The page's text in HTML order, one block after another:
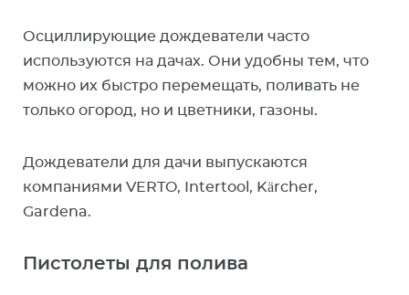
Осциллирующие дождеватели часто
используются на дачах. Они удобны тем, что
можно их быстро перемещать, поливать не
только огород, но и цветники, газоны.
Дождеватели для дачи выпускаются
компаниями VERTO, Intertool, Kärcher,
Gardena.
Пистолеты для полива